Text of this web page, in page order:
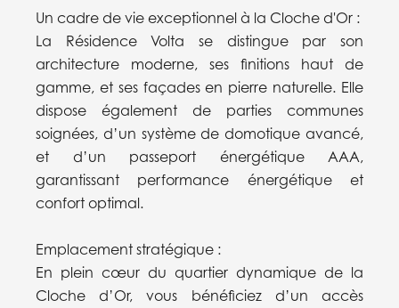
Un cadre de vie exceptionnel à la Cloche d'Or :
La Résidence Volta se distingue par son
architecture moderne, ses finitions haut de
gamme, et ses façades en pierre naturelle. Elle
dispose également de parties communes
soignées, d’un système de domotique avancé,
et d’un passeport énergétique AAA,
garantissant performance énergétique et
confort optimal.
Emplacement stratégique :
En plein cœur du quartier dynamique de la
Cloche d’Or, vous bénéficiez d’un accès